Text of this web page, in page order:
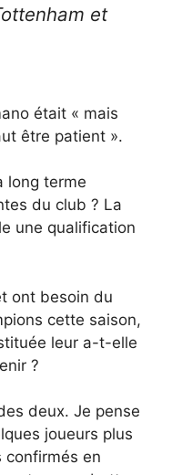
et
était « mais
être patient ».
long terme
du club ? La
une qualification
ont besoin du
cette saison,
leur a-t-elle
?
deux. Je pense
joueurs plus
confirmés en